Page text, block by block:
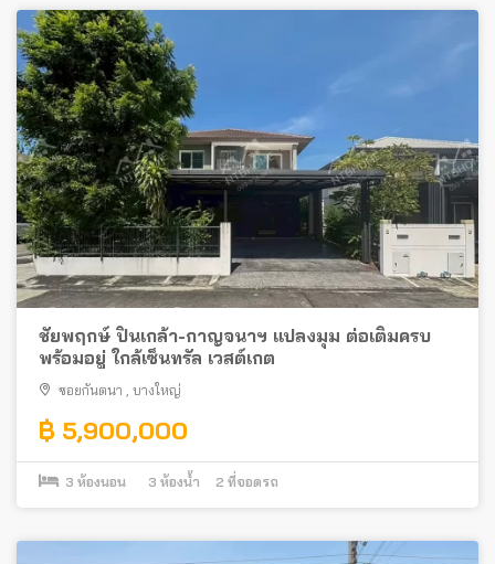
ชัยพฤกษ์ ปิ่นเกล้า-กาญจนาฯ แปลงมุม ต่อเติมครบ
พร้อมอยู่ ใกล้เซ็นทรัล เวสต์เกต
ซอยกันตนา , บางใหญ่
฿ 5,900,000
3 ห้องนอน 3 ห้องน้ำ 2 ที่จอดรถ